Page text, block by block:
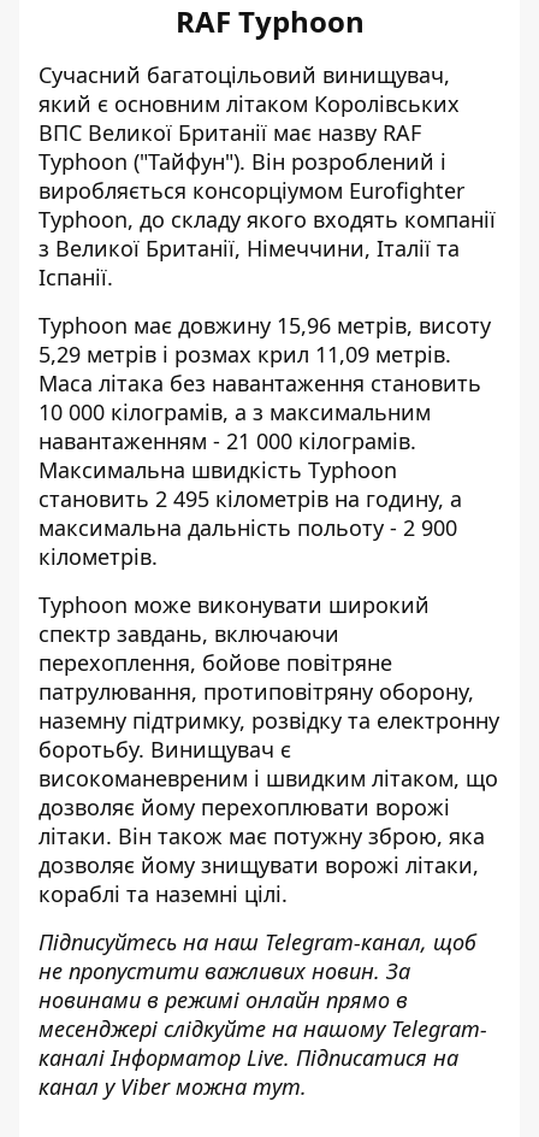
RAF Typhoon
Сучасний багатоцільовий винищувач,
який є основним літаком Королівських
ВПС Великої Британії має назву RAF
Typhoon ("Тайфун"). Він розроблений і
виробляється консорціумом Eurofighter
Typhoon, до складу якого входять компанії
з Великої Британії, Німеччини, Італії та
Іспанії.
Typhoon має довжину 15,96 метрів, висоту
5,29 метрів і розмах крил 11,09 метрів.
Маса літака без навантаження становить
10 000 кілограмів, а з максимальним
навантаженням - 21 000 кілограмів.
Максимальна швидкість Typhoon
становить 2 495 кілометрів на годину, а
максимальна дальність польоту - 2 900
кілометрів.
Typhoon може виконувати широкий
спектр завдань, включаючи
перехоплення, бойове повітряне
патрулювання, протиповітряну оборону,
наземну підтримку, розвідку та електронну
боротьбу. Винищувач є
високоманевреним і швидким літаком, що
дозволяє йому перехоплювати ворожі
літаки. Він також має потужну зброю, яка
дозволяє йому знищувати ворожі літаки,
кораблі та наземні цілі.
Підписуйтесь на наш Telegram-канал, щоб
не пропустити важливих новин. За
новинами в режимі онлайн прямо в
месенджері слідкуйте на нашому Telegram-
каналіІнформатор Live. Підписатися на
канал у Viber можна тут.